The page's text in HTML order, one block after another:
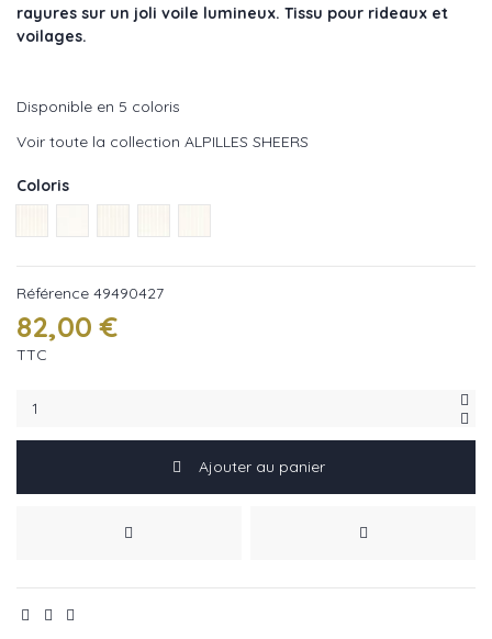
rayures sur un joli voile lumineux. Tissu pour rideaux et
voilages.
Disponible en 5 coloris
Voir toute la collection ALPILLES SHEERS
Coloris
Référence 49490427
82,00 €
TTC
Ajouter au panier